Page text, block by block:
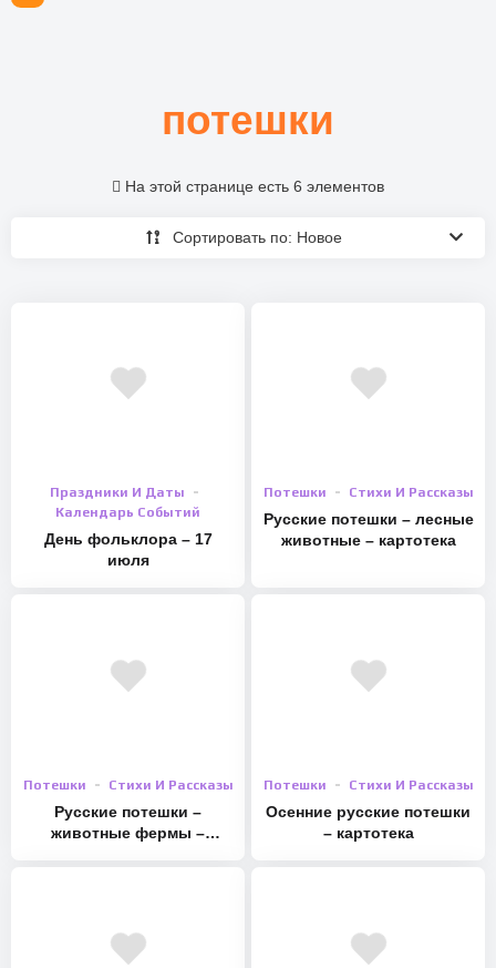
потешки
Сортировать по: Новое
На этой странице есть 6 элементов
Праздники И Даты
Календарь Событий
День фольклора – 17
июля
Потешки Стихи И Рассказы
Русские потешки – лесные
животные – картотека
Потешки Стихи И Рассказы
Русские потешки –
животные фермы –
Потешки Стихи И Рассказы
Осенние русские потешки
– картотека